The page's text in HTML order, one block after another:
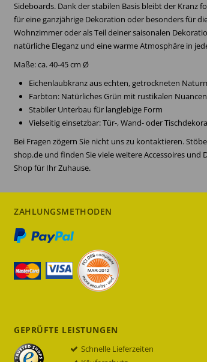
Sideboards. Dank der stabilen Basis bleibt der Kranz
für eine ganzjährige Dekoration oder besonders für
Wohnzimmer oder als Teil deiner saisonalen
natürliche Eleganz und eine warme Atmosphäre in
Maße: ca. 40-45 cm Ø
Eichenlaubkranz aus echten, getrockneten
Farbton: Natürliches Grün mit rustikalen Nuancen
Stabiler Unterbau für langlebige Form
Vielseitig einsetzbar: Tür-, Wand- oder
Bei Fragen zögern Sie nicht uns zu kontaktieren.
shop.de und finden Sie viele weitere Accessoires und
Shop für Ihr Zuhause.
ZAHLUNGSMETHODEN
GEPRÜFTE LEISTUNGEN
Schnelle Lieferzeiten